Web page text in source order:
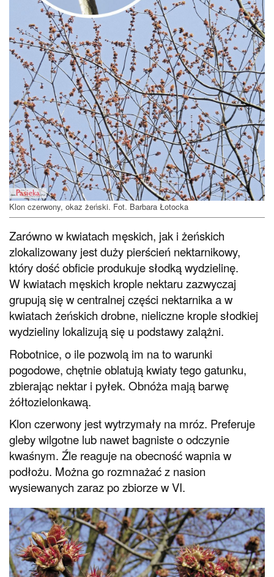
Klon czerwony, okaz żeński. Fot. Barbara Łotocka
Zarówno w kwiatach męskich, jak i żeńskich
zlokalizowany jest duży pierścień nektarnikowy,
który dość obficie produkuje słodką wydzielinę.
W kwiatach męskich krople nektaru zazwyczaj
grupują się w centralnej części nektarnika a w
kwiatach żeńskich drobne, nieliczne krople słodkiej
wydzieliny lokalizują się u podstawy zalążni.
Robotnice, o ile pozwolą im na to warunki
pogodowe, chętnie oblatują kwiaty tego gatunku,
zbierając nektar i pyłek. Obnóża mają barwę
żółtozielonkawą.
Klon czerwony jest wytrzymały na mróz. Preferuje
gleby wilgotne lub nawet bagniste o odczynie
kwaśnym. Źle reaguje na obecność wapnia w
podłożu. Można go rozmnażać z nasion
wysiewanych zaraz po zbiorze w VI.